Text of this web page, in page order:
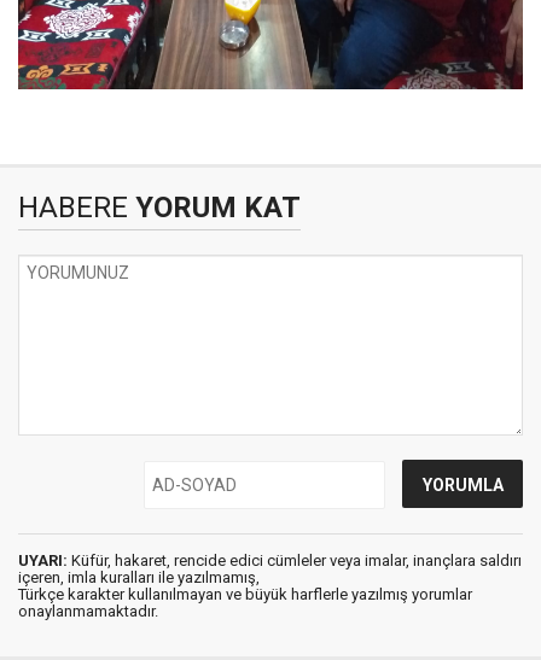
HABERE YORUM KAT
UYARI: Küfür, hakaret, rencide edici cümleler veya imalar, inançlara saldırı
içeren, imla kuralları ile yazılmamış,
Türkçe karakter kullanılmayan ve büyük harflerle yazılmış yorumlar
onaylanmamaktadır.